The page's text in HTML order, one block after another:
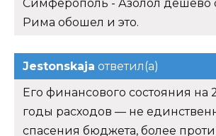
Симферополь - Азолол дешево
Рима обошел и это.
Jestonskaja ответил(а)
Его финансового состояния на
годы расходов — не
спасения бюджета, более